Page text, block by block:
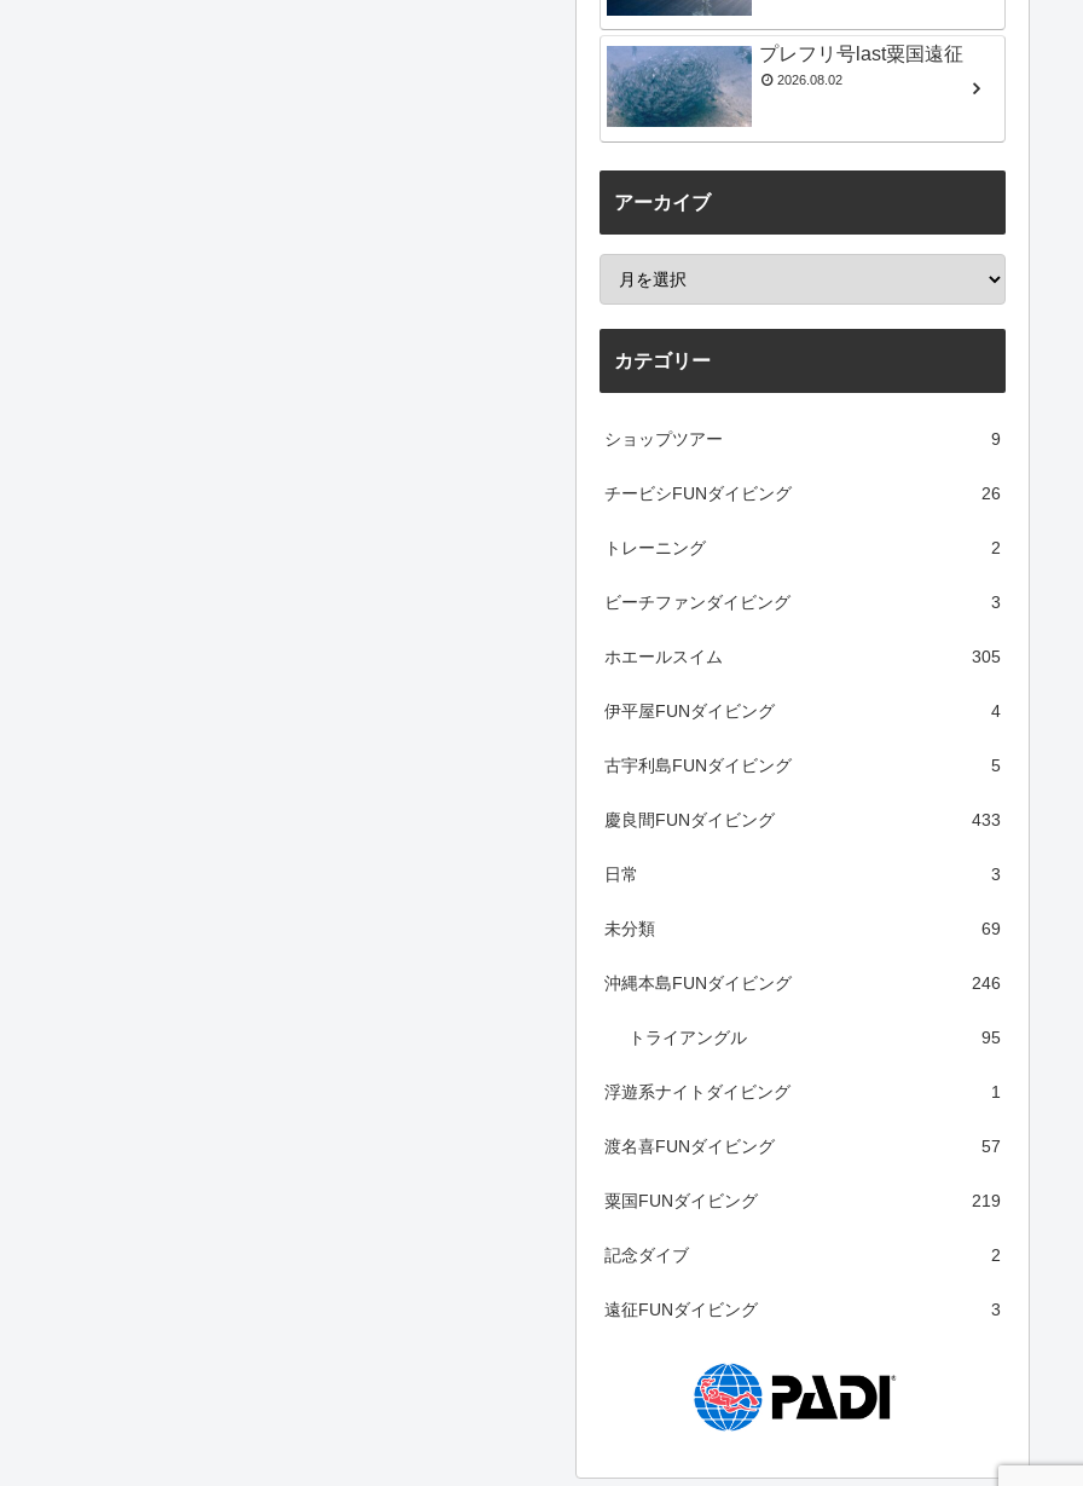
プレフリ号last粟国遠征
2026.08.02
アーカイブ
カテゴリー
ショップツアー 9
チービシFUNダイビング 26
トレーニング 2
ビーチファンダイビング 3
ホエールスイム 305
伊平屋FUNダイビング 4
古宇利島FUNダイビング 5
慶良間FUNダイビング 433
日常 3
未分類 69
沖縄本島FUNダイビング 246
トライアングル 95
浮遊系ナイトダイビング 1
渡名喜FUNダイビング 57
粟国FUNダイビング 219
記念ダイブ 2
遠征FUNダイビング 3